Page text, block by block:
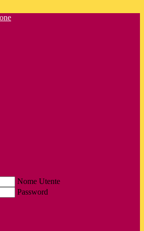
Nome Utente
Password